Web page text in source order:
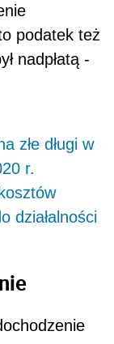
podatek też
nadpłatą -
złe długi w
r.
działalności